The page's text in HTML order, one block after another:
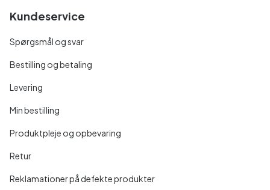
Kundeservice
Spørgsmål og svar
Bestilling og betaling
Levering
Min bestilling
Produktpleje og opbevaring
Retur
Reklamationer på defekte produkter